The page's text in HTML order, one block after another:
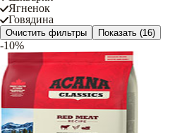
Ягненок
Говядина
Очистить фильтры Показать (16)
-10%